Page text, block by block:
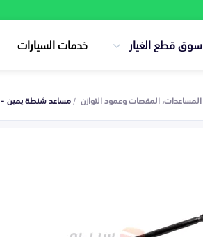
سوق قطع الغيار خدمات السيارات
المساعدات، المقصات وعمود التوازن مساعد شنطة يمين - 81780D7000